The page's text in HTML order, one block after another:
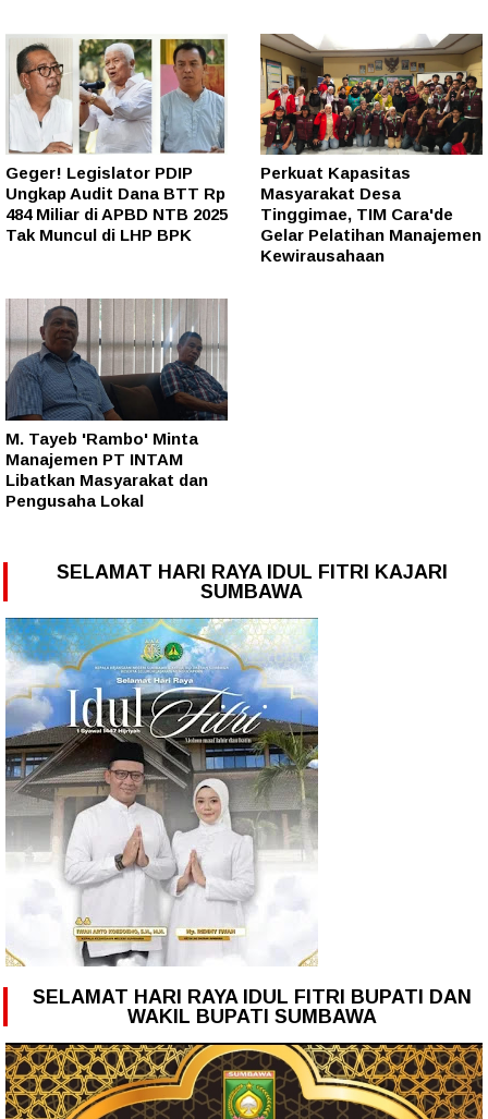
Geger! Legislator PDIP
Ungkap Audit Dana BTT Rp
484 Miliar di APBD NTB 2025
Tak Muncul di LHP BPK
Perkuat Kapasitas
Masyarakat Desa
Tinggimae, TIM Cara'de
Gelar Pelatihan Manajemen
Kewirausahaan
M. Tayeb 'Rambo' Minta
Manajemen PT INTAM
Libatkan Masyarakat dan
Pengusaha Lokal
SELAMAT HARI RAYA IDUL FITRI KAJARI
SUMBAWA
SELAMAT HARI RAYA IDUL FITRI BUPATI DAN
WAKIL BUPATI SUMBAWA